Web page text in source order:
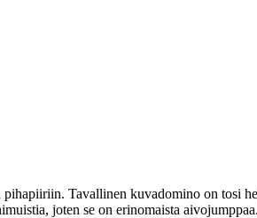
Tavallinen kuvadomino on tosi
joten se on erinomaista aivojumppaa.